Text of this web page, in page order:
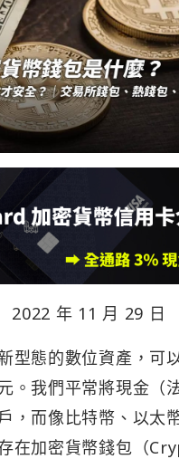
2022 年 11 月 29 日
型態的數位資產，可
。我們平常將現金（
，而像比特幣、以太
在加密貨幣錢包（